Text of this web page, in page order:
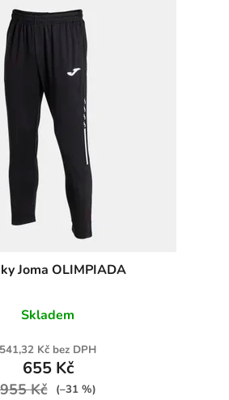
Joma OLIMPIADA
Skladem
541,32 Kč bez DPH
655 Kč
955 Kč (–31 %)